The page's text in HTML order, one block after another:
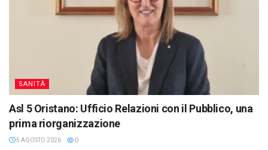
SANITÀ
Asl 5 Oristano: Ufficio Relazioni con il Pubblico, una
prima riorganizzazione
5 AGOSTO 2026 0